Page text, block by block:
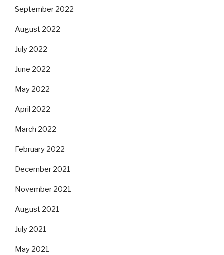
September 2022
August 2022
July 2022
June 2022
May 2022
April 2022
March 2022
February 2022
December 2021
November 2021
August 2021
July 2021
May 2021